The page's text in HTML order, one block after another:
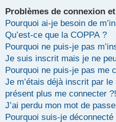
Problèmes de connexion
Pourquoi ai-je besoin de
Qu’est-ce que la COPPA ?
Pourquoi ne puis-je pas
Je suis inscrit mais je ne
Pourquoi ne puis-je pas me
Je m’étais déjà inscrit par
présent plus me connecter ?!
J’ai perdu mon mot de
Pourquoi suis-je